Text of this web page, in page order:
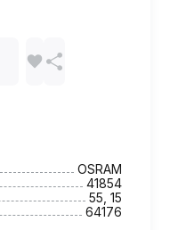
OSRAM
41854
55, 15
64176